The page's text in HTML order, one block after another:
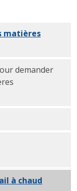
matières
demander
à chaud